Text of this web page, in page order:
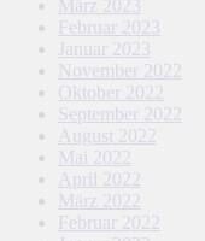
März 2023
Februar 2023
Januar 2023
November 2022
Oktober 2022
September 2022
August 2022
Mai 2022
April 2022
März 2022
Februar 2022